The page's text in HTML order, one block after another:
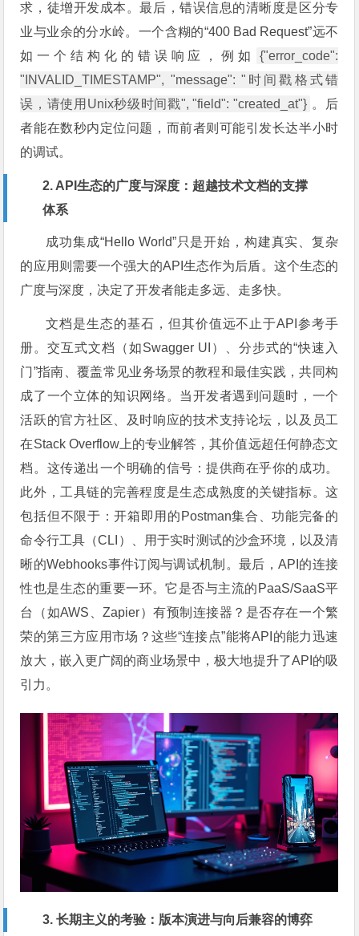
求，徒增开发成本。最后，错误信息的清晰度是区分专
业与业余的分水岭。一个含糊的“400 Bad Request”远不
如一个结构化的错误响应，例如
{"error_code":
"INVALID_TIMESTAMP", "message": "时间戳格式错
误，请使用Unix秒级时间戳", "field": "created_at"} 。后
者能在数秒内定位问题，而前者则可能引发长达半小时
的调试。
2. API生态的广度与深度：超越技术文档的支撑
体系
成功集成“Hello World”只是开始，构建真实、复杂
的应用则需要一个强大的API生态作为后盾。这个生态的
广度与深度，决定了开发者能走多远、走多快。
文档是生态的基石，但其价值远不止于API参考手
册。交互式文档（如Swagger UI）、分步式的“快速入
门”指南、覆盖常见业务场景的教程和最佳实践，共同构
成了一个立体的知识网络。当开发者遇到问题时，一个
活跃的官方社区、及时响应的技术支持论坛，以及员工
在Stack Overflow上的专业解答，其价值远超任何静态文
档。这传递出一个明确的信号：提供商在乎你的成功。
此外，工具链的完善程度是生态成熟度的关键指标。这
包括但不限于：开箱即用的Postman集合、功能完备的
命令行工具（CLI）、用于实时测试的沙盒环境，以及清
晰的Webhooks事件订阅与调试机制。最后，API的连接
性也是生态的重要一环。它是否与主流的PaaS/SaaS平
台（如AWS、Zapier）有预制连接器？是否存在一个繁
荣的第三方应用市场？这些“连接点”能将API的能力迅速
放大，嵌入更广阔的商业场景中，极大地提升了API的吸
引力。
3. 长期主义的考验：版本演进与向后兼容的博弈